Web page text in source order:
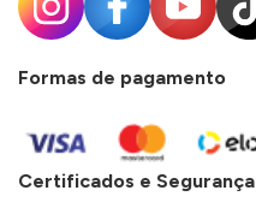
Formas de pagamento
Certificados e Segurança